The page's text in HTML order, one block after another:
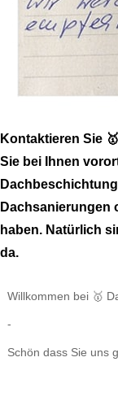
Kontaktieren Sie
Sie bei Ihnen
Dachsanierungen
haben. Natürlich
da.
Willkommen bei 🥇
-
Schön dass Sie uns